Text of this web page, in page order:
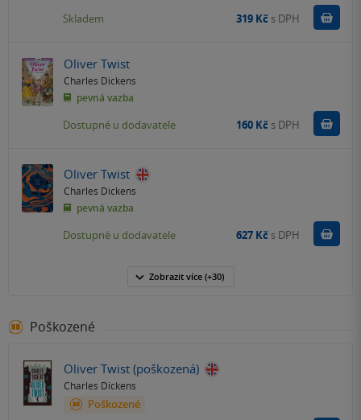
Skladem 319 Kč s DPH
Oliver Twist
Charles Dickens
pevná vazba
Dostupné u dodavatele 160 Kč s DPH
Oliver Twist
Charles Dickens
pevná vazba
Dostupné u dodavatele 627 Kč s DPH
Zobrazit více(+30)
Poškozené
Oliver Twist (poškozená)
Charles Dickens
Poškozené